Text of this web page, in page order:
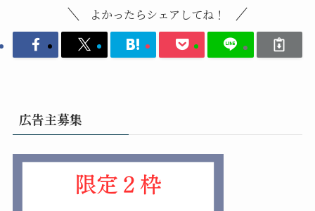
よかったらシェアしてね！
広告主募集